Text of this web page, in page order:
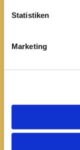
Statistiken
Marketing